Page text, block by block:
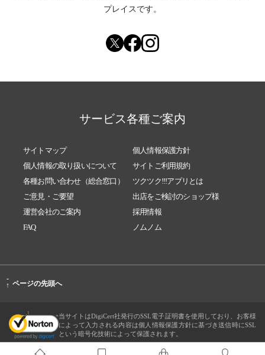
プレイスです。
サービス各種ご案内
サイトマップ
個人情報保護方針
個人情報の取り扱いについて
サイトご利用規約
各種お問い合わせ（総合窓口）
ツクツク!!!アプリとは
ご意見・ご要望
出店をご検討のショップ様
運営会社のご案内
採用情報
FAQ
ノムノム
-
↑ ページの先頭へ
当サイトはDigiCert社発行のSSL電子証明書を使用しており、お客様
によって入力される内容は個人情報保護方針に基づき送信時にSSL
という暗号化技術によって保護されます。